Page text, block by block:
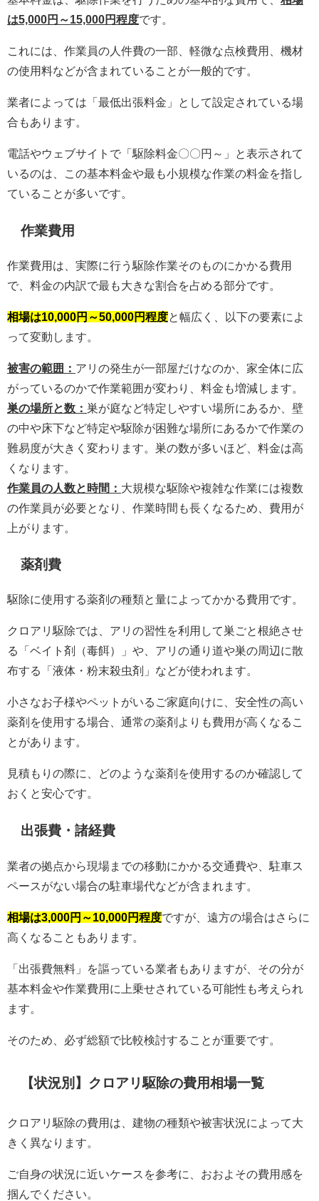
は5,000円～15,000円程度です。
これには、作業員の人件費の一部、軽微な点検費用、機材
の使用料などが含まれていることが一般的です。
業者によっては「最低出張料金」として設定されている場
合もあります。
電話やウェブサイトで「駆除料金〇〇円～」と表示されて
いるのは、この基本料金や最も小規模な作業の料金を指し
ていることが多いです。
作業費用
作業費用は、実際に行う駆除作業そのものにかかる費用
で、料金の内訳で最も大きな割合を占める部分です。
相場は10,000円～50,000円程度と幅広く、以下の要素によ
って変動します。
被害の範囲： アリの発生が一部屋だけなのか、家全体に広
がっているのかで作業範囲が変わり、料金も増減します。
巣の場所と数： 巣が庭など特定しやすい場所にあるか、壁
の中や床下など特定や駆除が困難な場所にあるかで作業の
難易度が大きく変わります。巣の数が多いほど、料金は高
くなります。
作業員の人数と時間： 大規模な駆除や複雑な作業には複数
の作業員が必要となり、作業時間も長くなるため、費用が
上がります。
薬剤費
駆除に使用する薬剤の種類と量によってかかる費用です。
クロアリ駆除では、アリの習性を利用して巣ごと根絶させ
る「ベイト剤（毒餌）」や、アリの通り道や巣の周辺に散
布する「液体・粉末殺虫剤」などが使われます。
小さなお子様やペットがいるご家庭向けに、安全性の高い
薬剤を使用する場合、通常の薬剤よりも費用が高くなるこ
とがあります。
見積もりの際に、どのような薬剤を使用するのか確認して
おくと安心です。
出張費・諸経費
業者の拠点から現場までの移動にかかる交通費や、駐車ス
ペースがない場合の駐車場代などが含まれます。
相場は3,000円～10,000円程度ですが、遠方の場合はさらに
高くなることもあります。
「出張費無料」を謳っている業者もありますが、その分が
基本料金や作業費用に上乗せされている可能性も考えられ
ます。
そのため、必ず総額で比較検討することが重要です。
【状況別】クロアリ駆除の費用相場一覧
クロアリ駆除の費用は、建物の種類や被害状況によって大
きく異なります。
ご自身の状況に近いケースを参考に、おおよその費用感を
掴んでください。